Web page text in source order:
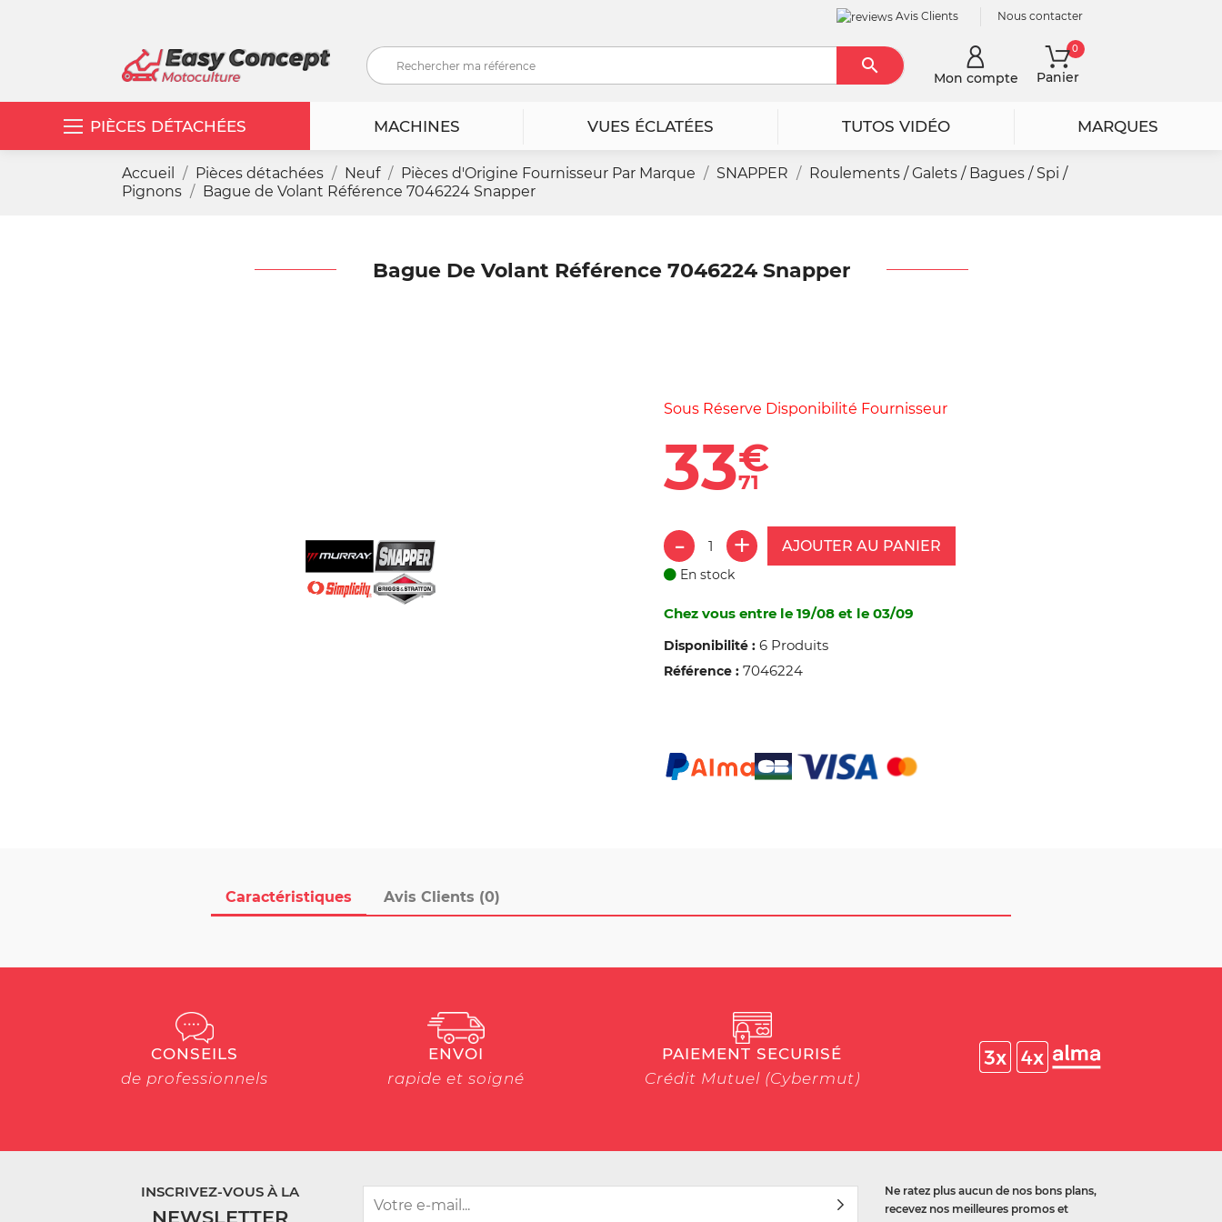
Avis Clients Nous contacter
RechercherMon compte Panier
0
PIÈCES DÉTACHÉES MACHINES VUES ÉCLATÉES TUTOS VIDÉO MARQUES
Accueil Pièces détachées Neuf Pièces d'Origine Fournisseur Par Marque SNAPPER
Roulements / Galets / Bagues / Spi /
Pignons
Bague de Volant Référence 7046224 Snapper
Bague De Volant Référence 7046224 Snapper
Caractéristiques Avis Clients (0)
Sous Réserve Disponibilité Fournisseur
33€
71
AJOUTER AU PANIER
En stock
Chez vous entre le 19/08 et le 03/09
Disponibilité : 6 Produits
Référence : 7046224
CONSEILS
de professionnels
ENVOI
rapide et soigné
PAIEMENT SECURISÉ
Crédit Mutuel (Cybermut)
INSCRIVEZ-VOUS À LA
NEWSLETTER
Ne ratez plus aucun de nos bons plans,
recevez nos meilleures promos et